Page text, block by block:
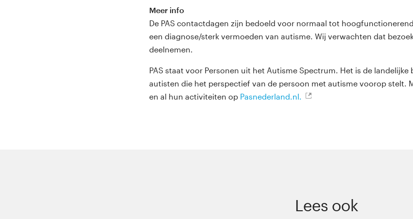
Meer info
De PAS contactdagen zijn bedoeld voor normaal tot
een diagnose/sterk vermoeden van autisme. Wij verwachten dat
deelnemen.
PAS staat voor Personen uit het Autisme Spectrum. Het is de
autisten die het perspectief van de persoon met autisme voorop stelt.
en al hun activiteiten op Pasnederland.nl.
Lees ook